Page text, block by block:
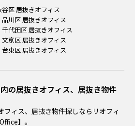
谷区 居抜きオフィス
品川区 居抜きオフィス
千代田区 居抜きオフィス
文京区 居抜きオフィス
台東区 居抜きオフィス
の居抜きオフィス、居抜き物件
フィス、居抜き物件探しならリオフィ
】。